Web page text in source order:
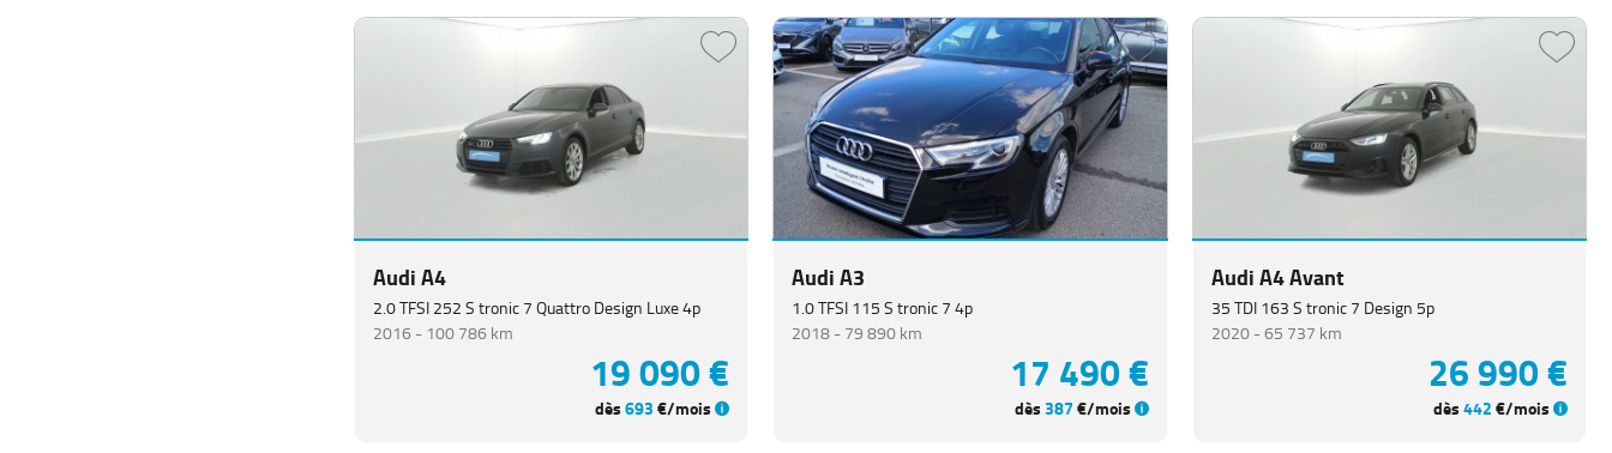
Audi A4
2.0 TFSI 252 S tronic 7 Quattro Design Luxe 4p
2016 - 100 786 km
19 090 €
dès693€/mois
Audi A3
1.0 TFSI 115 S tronic 7 4p
2018 -79 890 km
17 490 €
dès387€/mois
Audi A4 Avant
35 TDI 163 S tronic 7 Design 5p
2020 -65 737 km
26 990 €
dès442€/mois